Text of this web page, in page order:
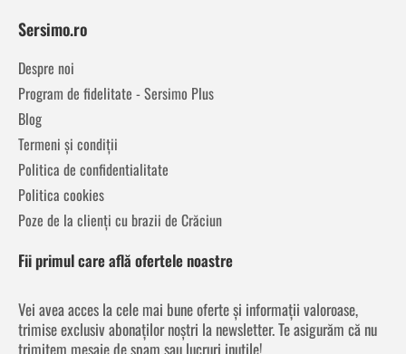
Sersimo.ro
Despre noi
Program de fidelitate - Sersimo Plus
Blog
Termeni și condiții
Politica de confidentialitate
Politica cookies
Poze de la clienți cu brazii de Crăciun
Fii primul care află ofertele noastre
Vei avea acces la cele mai bune oferte și informații valoroase,
trimise exclusiv abonaților noștri la newsletter. Te asigurăm că nu
trimitem mesaje de spam sau lucruri inutile!